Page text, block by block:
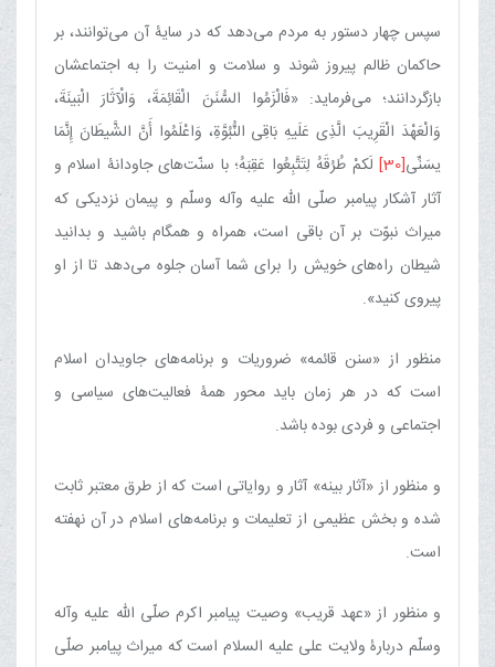
سپس چهار دستور به مردم می‌دهد که در سایۀ آن می‌توانند، بر
حاکمان ظالم پیروز شوند و سلامت و امنیت را به اجتماعشان
بازگردانند؛ می‌فرماید: «فَالْزَمُوا السُّنَنَ الْقَائِمَةَ، وَالْآثَارَ الْبَینَةَ،
وَالْعَهْدَ الْقَرِیبَ الَّذِی عَلَیهِ بَاقِی النُّبُوَّةِ، وَاعْلَمُوا أَنَّ الشَّیطَانَ إِنَّمَا
یسَنِّی[30] لَکمْ طُرُقَهُ لِتَتَّبِعُوا عَقِبَهُ؛ با سنّت‌های جاودانۀ اسلام و
آثار آشکار پیامبر صلّی اللّه علیه وآله وسلّم و پیمان نزدیکی که
میراث نبوّت بر آن باقی است، همراه و همگام باشید و بدانید
شیطان راه‌های خویش را برای شما آسان جلوه می‌دهد تا از او
پیروی کنید».
منظور از «سنن قائمه» ضروریات و برنامه‌های جاویدان اسلام
است که در هر زمان باید محور همۀ فعالیت‌های سیاسی و
اجتماعی و فردی بوده باشد.
و منظور از «آثار بینه» آثار و روایاتی است که از طرق معتبر ثابت
شده و بخش عظیمی از تعلیمات و برنامه‌های اسلام در آن نهفته
است.
و منظور از «عهد قریب» وصیت پیامبر اکرم صلّی اللّه علیه وآله
وسلّم دربارۀ ولایت علی علیه السلام است که میراث پیامبر صلّی